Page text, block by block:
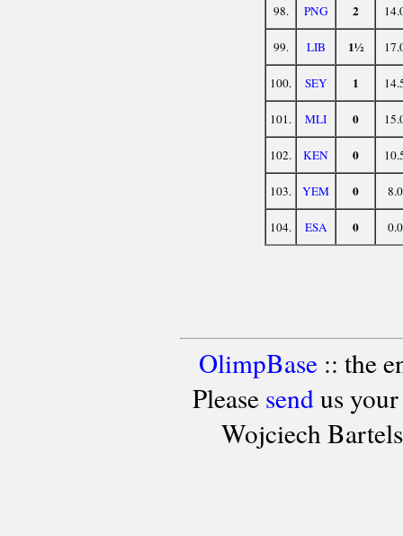
98. PNG 2
99. LIB 1½
100. SEY 1
101. MLI 0
102. KEN 0
103. YEM 0 8.0
104. ESA 0 0.0
OlimpBase:: the
Please sendus your
Wojciech